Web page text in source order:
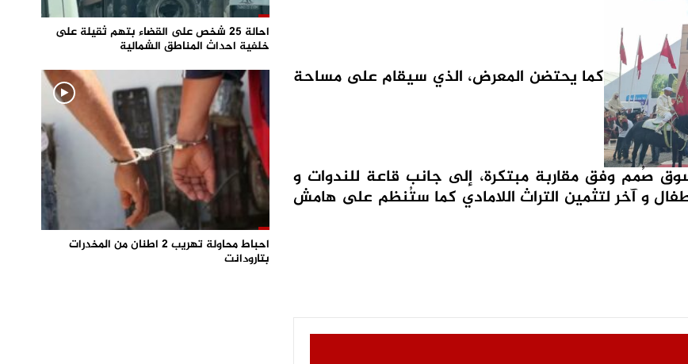
كما يحتضن المعرض، الذي سيقام على مساحة
مفتوحاً للتسوق صُمم وفق مقاربة مبتكرة، إلى جانب قاعة للندوات و
و آخر لتثمين التراث اللامادي كما ستُنظم على هامش
احالة 25 شخص على القضاء بتهم ثقيلة على
خلفية احداث المناطق الشمالية
احباط محاولة تهريب 2 اطنان من المخدرات
بتارودانت